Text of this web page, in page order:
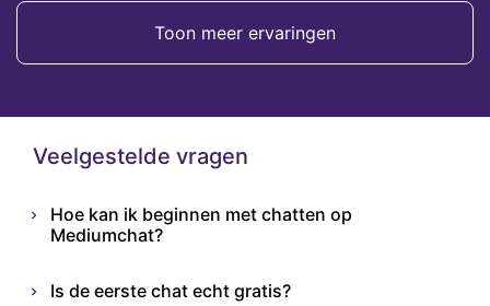
Toon meer ervaringen
Veelgestelde vragen
Hoe kan ik beginnen met chatten op
Mediumchat?
Is de eerste chat echt gratis?